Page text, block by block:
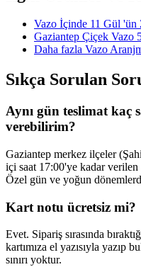
Vazo İçinde 11 Gül 'ün
Gaziantep Çiçek Vazo
Daha fazla Vazo
Sıkça Sorulan
Aynı gün teslimat kaç
verebilirim?
Gaziantep merkez ilçeler
içi saat 17:00'ye kadar
Özel gün ve yoğun
Kart notu ücretsiz mi?
Evet. Sipariş sırasında
kartımıza el yazısıyla
sınırı yoktur.